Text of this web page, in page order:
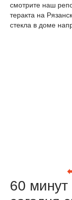
смотрите наш
теракта на
стекла в доме
60 минут